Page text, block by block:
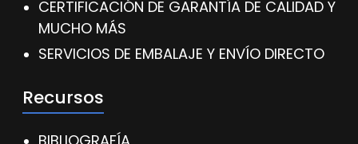
CERTIFICACIÓN DE GARANTÍA DE CALIDAD Y
MUCHO MÁS
SERVICIOS DE EMBALAJE Y ENVÍO DIRECTO
Recursos